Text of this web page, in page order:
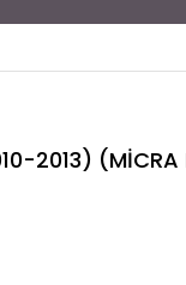
2013)